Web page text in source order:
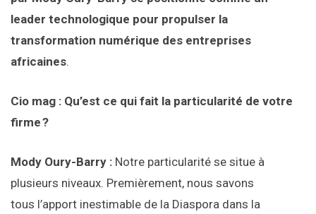
leader technologique pour propulser la
transformation numérique des entreprises
africaines.
Cio mag : Qu’est ce qui fait la particularité de votre
firme ?
Mody Oury-Barry : Notre particularité se situe à
plusieurs niveaux. Premièrement, nous savons
tous l’apport inestimable de la Diaspora dans la